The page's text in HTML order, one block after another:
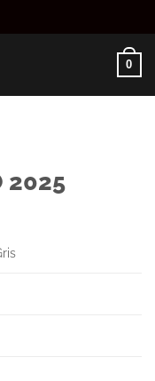
0
2025